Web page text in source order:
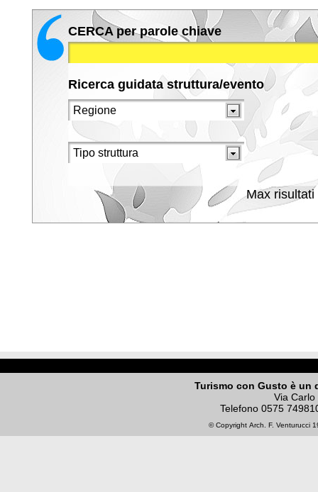
CERCA per parole chiave
Ricerca guidata struttura/evento
Max risultati
Turismo con Gusto è un
Via
Telefono 0575
© Copyright Arch. F. Venturucci